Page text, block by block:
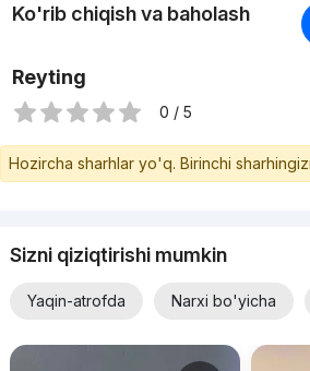
Ko'rib chiqish va baholash
Reyting
0 / 5
Hozircha sharhlar yo'q. Birinchi
Sizni qiziqtirishi mumkin
Yaqin-atrofda Narxi bo'yicha